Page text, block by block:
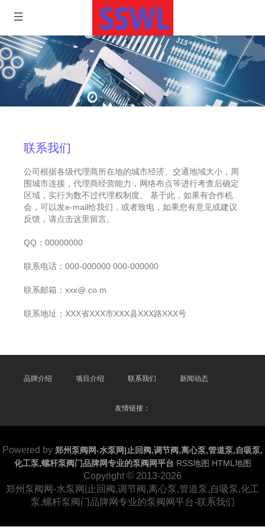
联系我们
公司根据各级代理商所在地的城市经济、交通地域大小，周
围城市连接，代理商经营能力，网络布点等进行考查后确定
区域，实行为数不过代理权制度。 基于此，如果有合作机
会，可以发e-mail给我们，或者致电，如果您有意见或建议
反馈，请点击这里留言。
QQ：00000000
联系电话：000-000000 000-000000
联系邮箱：xxx@.co.m
联系地址：XXX省XXX市XXX县XXX路XXX号
品牌介绍 项目介绍 联系我们 新闻动态
友情链接：
Powered by 郑州泵阀网-水泵网|止回阀,调节阀,离心泵,管道泵,自吸泵,
化工泵,螺杆泵阀门品牌网专业的泵阀网平台 RSS地图 HTML地图
Copyright © 2013-2026
郑州泵阀网-水泵网|止回阀,调节阀,离心泵,管道泵,自吸泵,化工
泵,螺杆泵阀门品牌网专业的泵阀网平台-联系我们